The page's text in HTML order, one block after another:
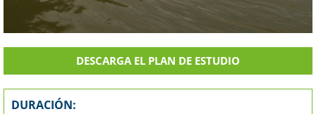
DESCARGA EL PLAN DE ESTUDIO
DURACIÓN: